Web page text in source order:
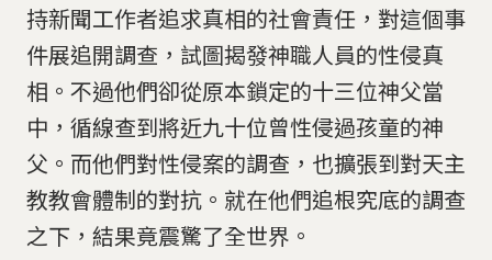
持新聞工作者追求真相的社會責任，對這個事
件展追開調查，試圖揭發神職人員的性侵真
相。不過他們卻從原本鎖定的十三位神父當
中，循線查到將近九十位曾性侵過孩童的神
父。而他們對性侵案的調查，也擴張到對天主
教教會體制的對抗。就在他們追根究底的調查
之下，結果竟震驚了全世界。